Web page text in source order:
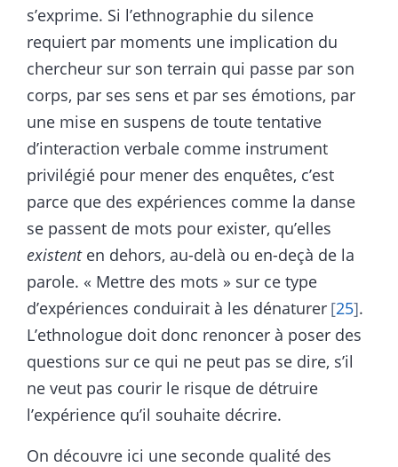
s’exprime. Si l’ethnographie du silence
requiert par moments une implication du
chercheur sur son terrain qui passe par son
corps, par ses sens et par ses émotions, par
une mise en suspens de toute tentative
d’interaction verbale comme instrument
privilégié pour mener des enquêtes, c’est
parce que des expériences comme la danse
se passent de mots pour exister, qu’elles
existenten dehors, au-delà ou en-deçà de la
parole. « Mettre des mots » sur ce type
d’expériences conduirait à les dénaturer 25 .
L’ethnologue doit donc renoncer à poser des
questions sur ce qui ne peut pas se dire, s’il
ne veut pas courir le risque de détruire
l’expérience qu’il souhaite décrire.
On découvre ici une seconde qualité des